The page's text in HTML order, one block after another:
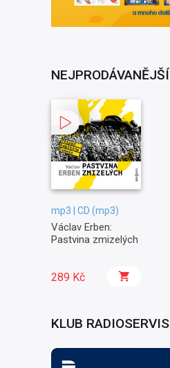
NEJPRODÁVANĚJŠÍ
mp3 | CD (mp3)
Václav Erben:
Pastvina zmizelých
289 Kč
KLUB RADIOSERVIS